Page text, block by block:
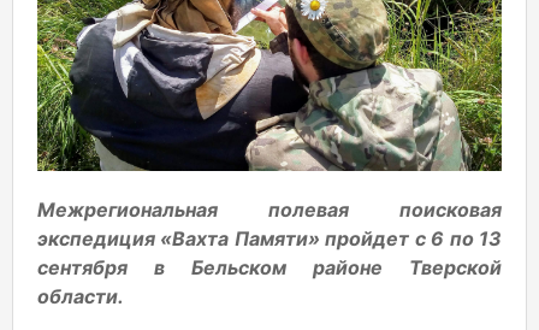
Межрегиональная полевая поисковая
экспедиция «Вахта Памяти» пройдет с 6 по 13
сентября в Бельском районе Тверской
области.